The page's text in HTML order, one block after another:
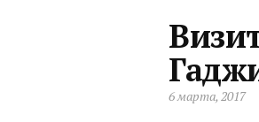
6 марта, 2017